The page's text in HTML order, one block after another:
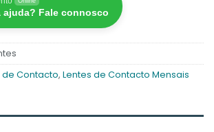
ajuda? Fale connosco
de Contacto, Lentes de Contacto Mensais